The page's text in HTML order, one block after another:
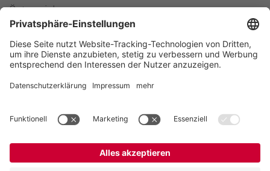
Österreich
Contact
Tel.:+43 664 16 56 724